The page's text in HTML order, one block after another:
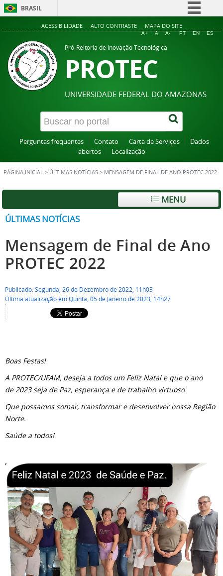
BRASIL
Simplifique!
Acesso à informação
ACESSIBILIDADE ALTO CONTRASTE MAPA DO SITE
A+ A A- PT EN ES
Pró-Reitoria de Inovação Tecnológica
PROTEC
UNIVERSIDADE FEDERAL DO AMAZONAS
Perguntas frequentes Contato Carta de Serviços
Dados
abertos
Localização
PÁGINA INICIAL > ÚLTIMAS NOTÍCIAS > MENSAGEM DE FINAL DE ANO PROTEC 2022
MENU
ÚLTIMAS NOTÍCIAS
Mensagem de Final de Ano
PROTEC 2022
Publicado: Segunda, 26 de Dezembro de 2022, 11h03
Última atualização em Quinta, 05 de Janeiro de 2023, 14h27
Boas Festas!
A PROTEC/UFAM, deseja a todos um Feliz Natal e que o ano
de2023 seja de Paz, esperança e de trabalho virtuoso
Que possamos somar, transformar e desenvolver nossa Região
Norte.
Saúde a todos!